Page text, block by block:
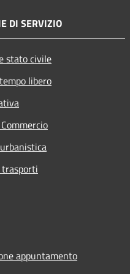
DI SERVIZIO
stato civile
libero
appuntamento